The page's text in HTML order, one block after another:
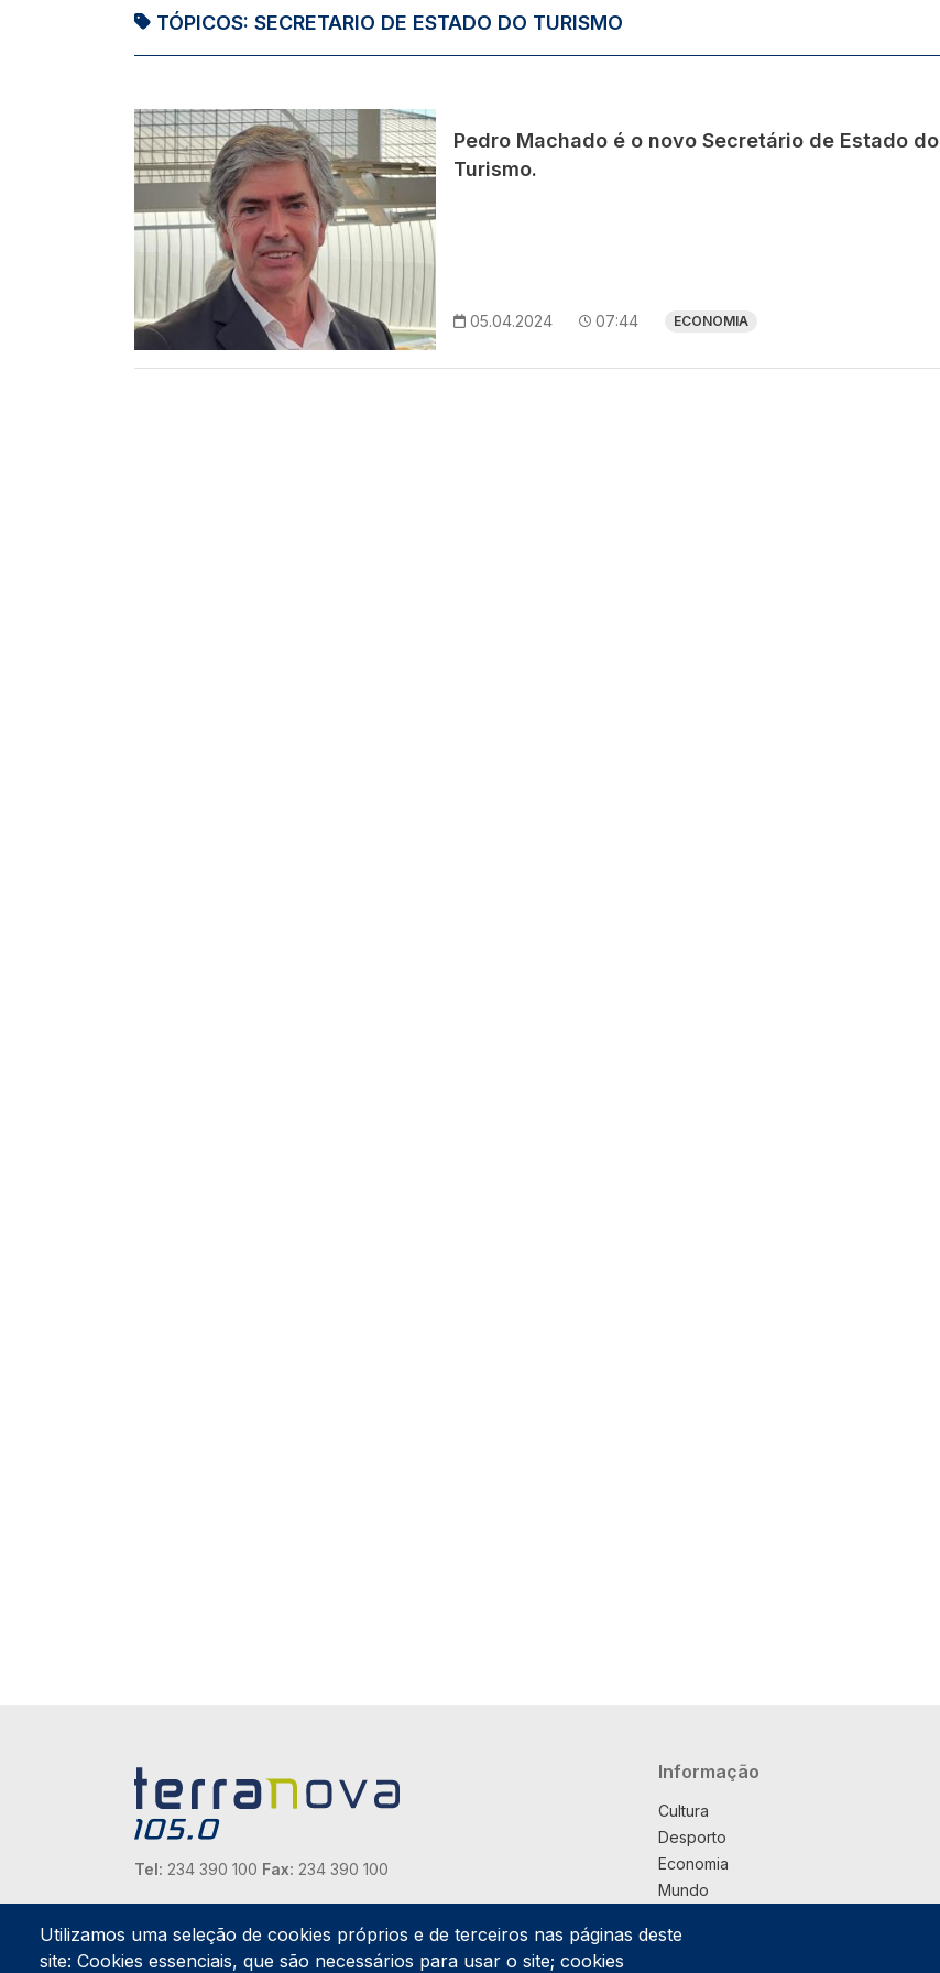
TÓPICOS: SECRETARIO DE ESTADO DO TURISMO
Imagem
Pedro Machado é o novo Secretário de Estado do
Turismo.
05.04.2024 07:44 ECONOMIA
Tel: 234 390 100 Fax: 234 390 100
Endereço Postal
Apartado 42
Rua Gil Eanes 31
Navegação principal
Informação
Cultura
Desporto
Economia
Mundo
País
Utilizamos uma seleção de cookies próprios e de terceiros nas páginas deste
site: Cookies essenciais, que são necessários para usar o site; cookies